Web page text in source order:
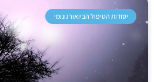
יסודות הטיפול הביואורגונומי